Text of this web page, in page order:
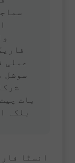
عملی
سوشل
بات
بلکہ
انسٹا